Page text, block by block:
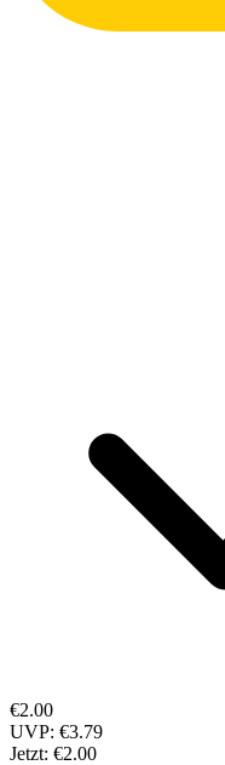
€2.00
UVP: €3.79
Jetzt: €2.00